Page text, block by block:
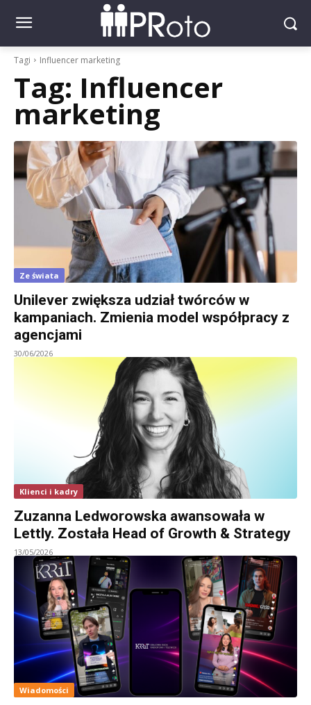
Tagi Influencer marketing
Tag: Influencer
marketing
Ze świata
Unilever zwiększa udział twórców w
kampaniach. Zmienia model współpracy z
agencjami
30/06/2026
Klienci i kadry
Zuzanna Ledworowska awansowała w
Lettly. Została Head of Growth & Strategy
13/05/2026
Wiadomości